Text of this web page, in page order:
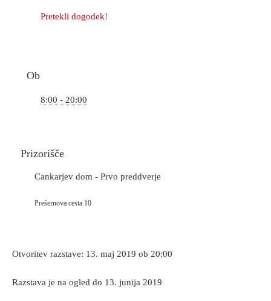
Pretekli dogodek!
Ob
8:00 - 20:00
Prizorišče
Cankarjev dom - Prvo preddverje
Prešernova cesta 10
Otvoritev razstave: 13. maj 2019 ob 20:00
Razstava je na ogled do 13. junija 2019